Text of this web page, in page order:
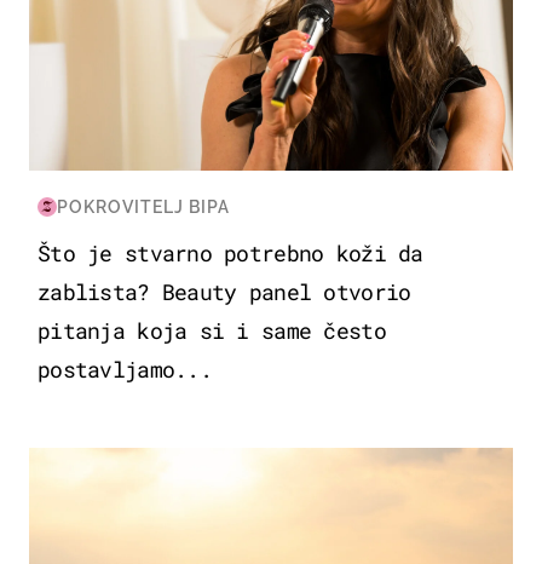
POKROVITELJ BIPA
Što je stvarno potrebno koži da
zablista? Beauty panel otvorio
pitanja koja si i same često
postavljamo...